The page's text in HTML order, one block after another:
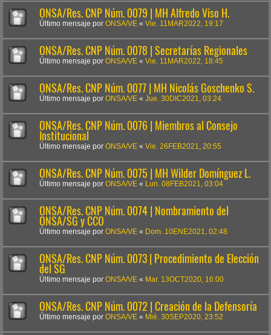
ONSA/Res. CNP Núm. 0079 | MH Alfredo Viso H.
Último mensaje por ONSA/VE « Vie. 11MAR2022, 19:17
ONSA/Res. CNP Núm. 0078 | Secretarías Regionales
Último mensaje por ONSA/VE « Vie. 11MAR2022, 18:45
ONSA/Res. CNP Núm. 0077 | MH Nicolás Goschenko S.
Último mensaje por ONSA/VE « Jue. 30DIC2021, 03:24
ONSA/Res. CNP Núm. 0076 | Miembros al Consejo
Institucional
Último mensaje por ONSA/VE « Vie. 26FEB2021, 20:55
ONSA/Res. CNP Núm. 0075 | MH Wilder Domínguez L.
Último mensaje por ONSA/VE « Lun. 08FEB2021, 03:04
ONSA/Res. CNP Núm. 0074 | Nombramiento del
ONSA/SG y CCO
Último mensaje por ONSA/VE « Dom. 10ENE2021, 02:48
ONSA/Res. CNP Núm. 0073 | Procedimiento de Elección
del SG
Último mensaje por ONSA/VE « Mar. 13OCT2020, 16:00
ONSA/Res. CNP Núm. 0072 | Creación de la Defensoría
Último mensaje por ONSA/VE « Mié. 30SEP2020, 23:52